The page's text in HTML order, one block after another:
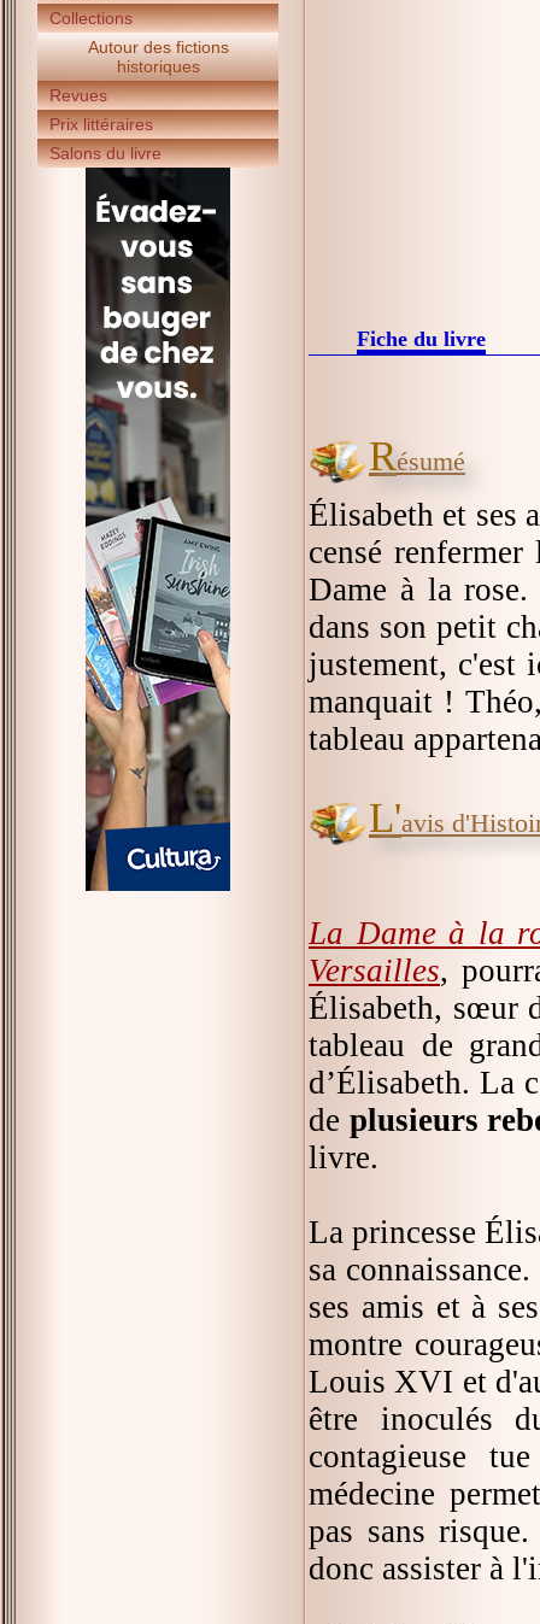
Collections
Autour des fictions
historiques
Revues
Prix littéraires
Salons du livre
Fiche du livre
Résumé
Élisabeth et ses
censé
Dame à la
dans son petit
justement, c'est
manquait !
tableau
L'avis
La Dame à la
Versailles,
Élisabeth, sœur
tableau de
d’Élisabeth. La
de plusieurs
livre.
La princesse
sa
ses amis et à
montre
Louis XVI et
être inoculés
contagieuse
médecine
pas sans
donc assister à